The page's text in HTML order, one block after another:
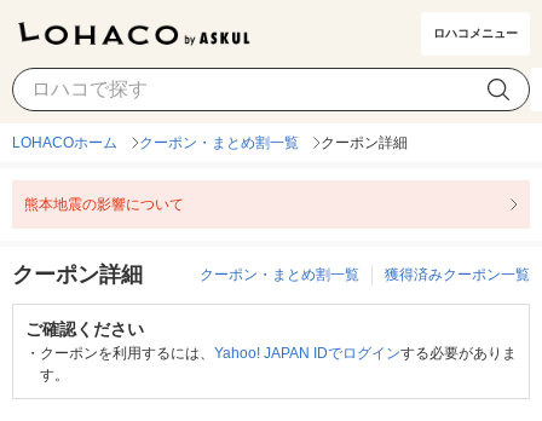
ロハコメニュー
LOHACOホーム クーポン・まとめ割一覧 クーポン詳細
熊本地震の影響について
クーポン詳細 クーポン・まとめ割一覧 獲得済みクーポン一覧
ご確認ください
・ クーポンを利用するには、 Yahoo! JAPAN IDでログインする必要がありま
す。